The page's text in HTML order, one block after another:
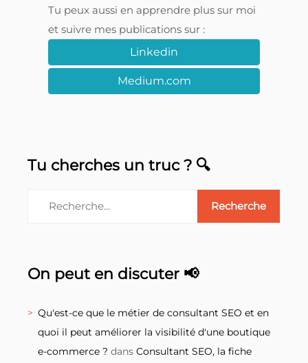
Tu peux aussi en apprendre plus sur moi
et suivre mes publications sur :
Linkedin
Medium.com
Tu cherches un truc ? 🔍
On peut en discuter 📢
Qu'est-ce que le métier de consultant SEO et en
quoi il peut améliorer la visibilité d'une boutique
e-commerce ? dans Consultant SEO, la fiche